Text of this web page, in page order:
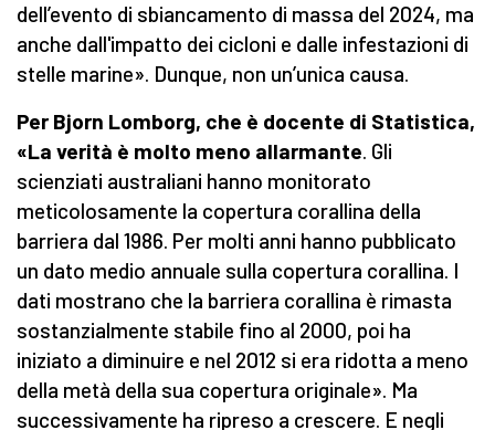
dell’evento di sbiancamento di massa del 2024, ma
anche dall'impatto dei cicloni e dalle infestazioni di
stelle marine». Dunque, non un’unica causa.
Per Bjorn Lomborg, che è docente di Statistica,
«La verità è molto meno allarmante. Gli
scienziati australiani hanno monitorato
meticolosamente la copertura corallina della
barriera dal 1986. Per molti anni hanno pubblicato
un dato medio annuale sulla copertura corallina. I
dati mostrano che la barriera corallina è rimasta
sostanzialmente stabile fino al 2000, poi ha
iniziato a diminuire e nel 2012 si era ridotta a meno
della metà della sua copertura originale». Ma
successivamente ha ripreso a crescere. E negli